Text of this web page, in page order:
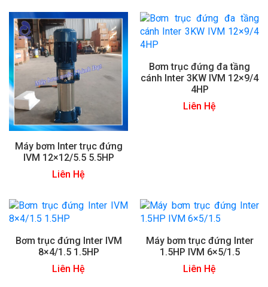
Máy bơm Inter trục đứng
IVM 12×12/5.5 5.5HP
Liên Hệ
Bơm trục đứng đa tầng
cánh Inter 3KW IVM 12×9/4
4HP
Liên Hệ
Bơm trục đứng Inter IVM
8×4/1.5 1.5HP
Liên Hệ
Máy bơm trục đứng Inter
1.5HP IVM 6×5/1.5
Liên Hệ